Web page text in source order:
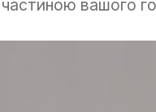
вашого